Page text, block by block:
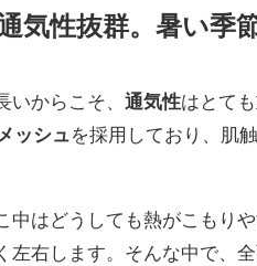
気性抜群。暑い季
いからこそ、通気性はとて
ッシュ を採用しており、肌
中はどうしても熱がこもり
左右します。そんな中で、